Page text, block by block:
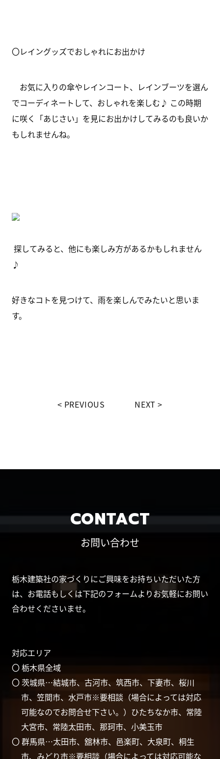
〇レイングッズでおしゃれにお出かけ
お気に入りの傘やレインコート、レインブーツを選ん
でコーディネートして、おしゃれを楽しむ♪ この時期
に咲く「あじさい」を見にお出かけしてみるのも良いか
もしれませんね。
探してみると、他にも楽しみ方があるかもしれません
♪
好きなコトを見つけて、雨を楽しんでみたいと思いま
す。
PREVIOUS NEXT
CONTACT
お問い合わせ
栃木建築社の家づくりにご興味をお持ちいただいた方
は、お電話もしくは下記のフォームよりお気軽にお問い
合わせくださいませ。
対応エリア
〇 栃木県全域
〇 茨城県…結城市、古河市、筑西市、下妻市、桜川
市、笠間市、水戸市※要相談（場合によっては対応
可能なのでお問合せ下さい。）ひたちなか市、常陸
大宮市、常陸太田市、那珂市、小美玉市
〇 群馬県…太田市、舘林市、邑楽町、大泉町、桐生
市、みどり市※要相談（場合によっては対応可能な